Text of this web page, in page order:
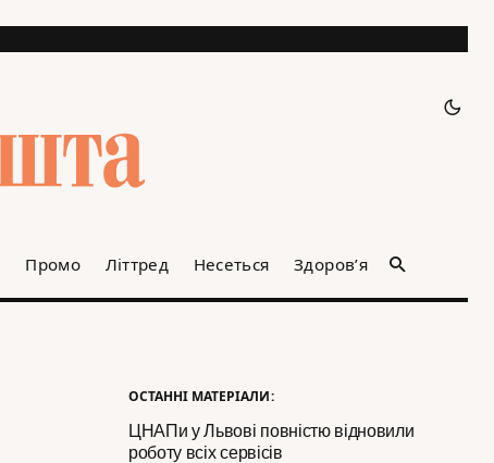
Промо Літтред Несеться Здоров’я
ОСТАННІ МАТЕРІАЛИ:
ЦНАПи у Львові повністю відновили
роботу всіх сервісів